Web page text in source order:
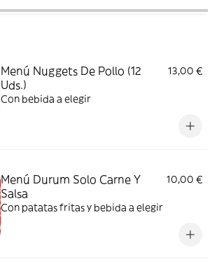
Menú Nuggets De Pollo (12
Uds.)
13,00 €
Con bebida a elegir
Menú Durum Solo Carne Y
Salsa
10,00 €
Con patatas fritas y bebida a elegir